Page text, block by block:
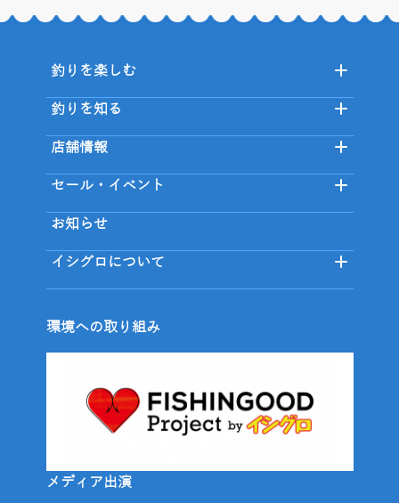
釣りを楽しむ
釣りを知る
店舗情報
セール・イベント
お知らせ
イシグロについて
環境への取り組み
メディア出演